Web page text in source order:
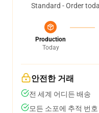
Standard - Order
Production
Today
안전한 거래
전 세계 어디든 배송
모든 소포에 추적 번